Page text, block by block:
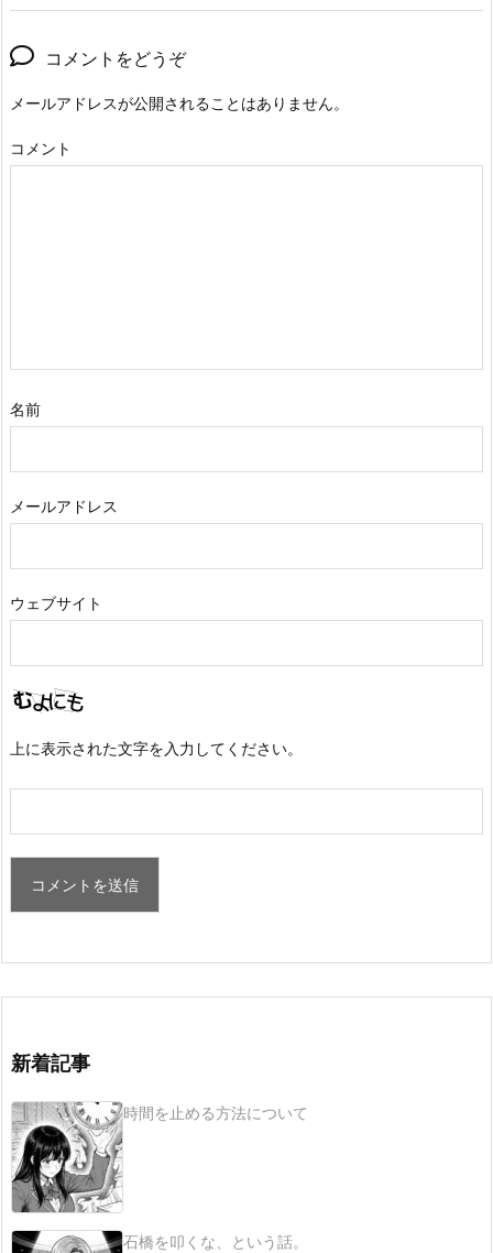
コメントをどうぞ
メールアドレスが公開されることはありません。
コメント
名前
メールアドレス
ウェブサイト
上に表示された文字を入力してください。
新着記事
時間を止める方法について
石橋を叩くな、という話。